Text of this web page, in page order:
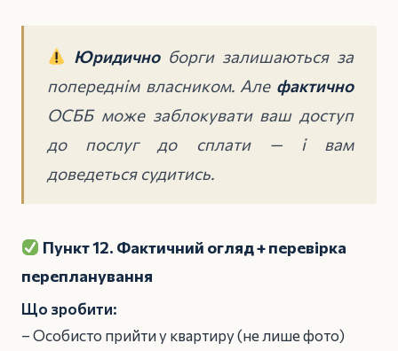
Юридичноборги залишаються за
попереднім власником. Але фактично
ОСББ може заблокувати ваш доступ
до послуг до сплати — і вам
доведеться судитись.
Пункт 12. Фактичний огляд + перевірка
перепланування
Що зробити:
– Особисто прийти у квартиру (не лише фото)